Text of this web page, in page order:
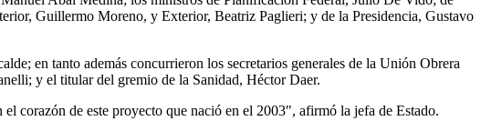
Guillermo Moreno, y Exterior, Beatriz Paglieri; y de la Presidencia, Gustavo
en tanto además concurrieron los secretarios generales de la Unión Obrera
y el titular del gremio de la Sanidad, Héctor Daer.
corazón de este proyecto que nació en el 2003", afirmó la jefa de Estado.